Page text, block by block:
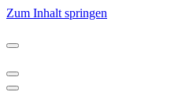
Zum Inhalt springen
Navigationsmenü
Navigationsmenü
Navigationsmenü